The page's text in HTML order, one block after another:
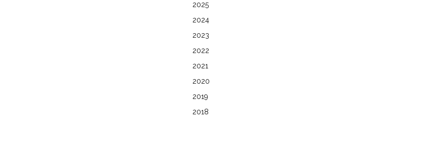
2025
2024
2023
2022
2021
2020
2019
2018